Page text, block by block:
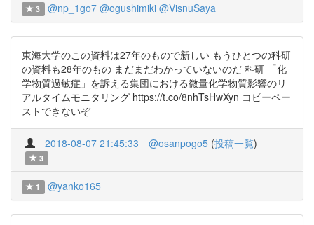
3 @np_1go7 @ogushimiki @VisnuSaya
東海大学のこの資料は27年のもので新しい もうひとつの科研
の資料も28年のもの まだまだわかっていないのだ 科研 「化
学物質過敏症」を訴える集団における微量化学物質影響のリ
アルタイムモニタリング https://t.co/8nhTsHwXyn コピーペー
ストできないぞ
2018-08-07 21:45:33 @osanpogo5 (投稿一覧)
3
1 @yanko165